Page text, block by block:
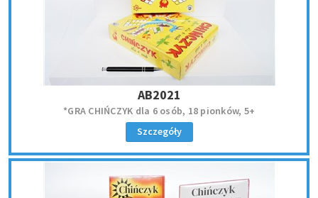
AB2021
*GRA CHIŃCZYK dla 6 osób, 18 pionków, 5+
Szczegóły